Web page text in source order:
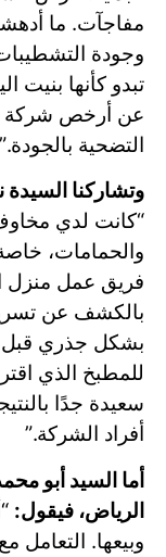
مفاجآت. ما
وجودة
تبدو كأنها
عن أرخص شركة
التضحية بالجودة.”
وتشاركنا
“كانت لدي
والحمامات،
فريق عمل منزل
بالكشف عن
بشكل جذري قبل
للمطبخ الذي
سعيدة جدًا
أفراد الشركة.”
أما السيد أبو
الرياض، فيقول:
وبيعها.